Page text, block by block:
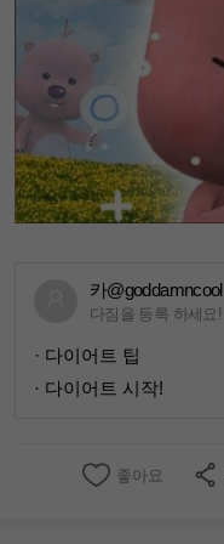
카@goddamncool
다짐을 등록 하세요!
· 다이어트 팁
· 다이어트 시작!
좋아요